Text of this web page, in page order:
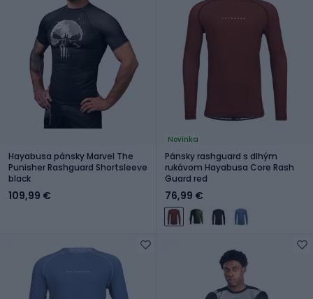
Hayabusa pánsky Marvel The
Punisher Rashguard Shortsleeve
black
109,99 €
Novinka
Pánsky rashguard s dlhým
rukávom Hayabusa Core Rash
Guard red
76,99 €